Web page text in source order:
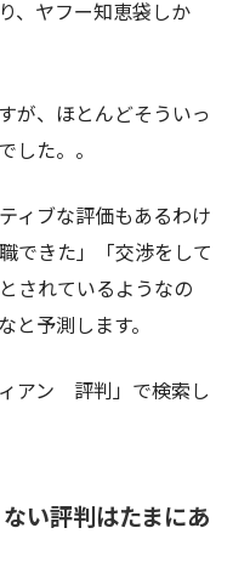
、ヤフー知恵袋しか
が、ほとんどそういっ
した。。
ィブな評価もあるわけ
できた」「交渉をして
されているようなの
予測します。
アン 評判」で検索し
い評判はたまにあ